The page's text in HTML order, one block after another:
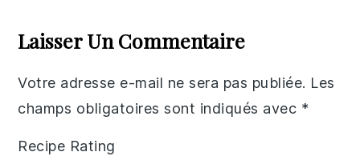
Interactions
Laisser Un Commentaire
Votre adresse e-mail ne sera pas publiée. Les
champs obligatoires sont indiqués avec *
Recipe Rating